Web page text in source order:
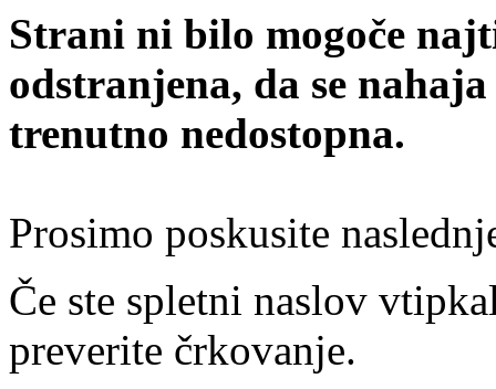
Strani ni bilo mogoče
odstranjena, da se
trenutno nedostopna.
Prosimo poskusite
Če ste spletni naslov
preverite črkovanje.